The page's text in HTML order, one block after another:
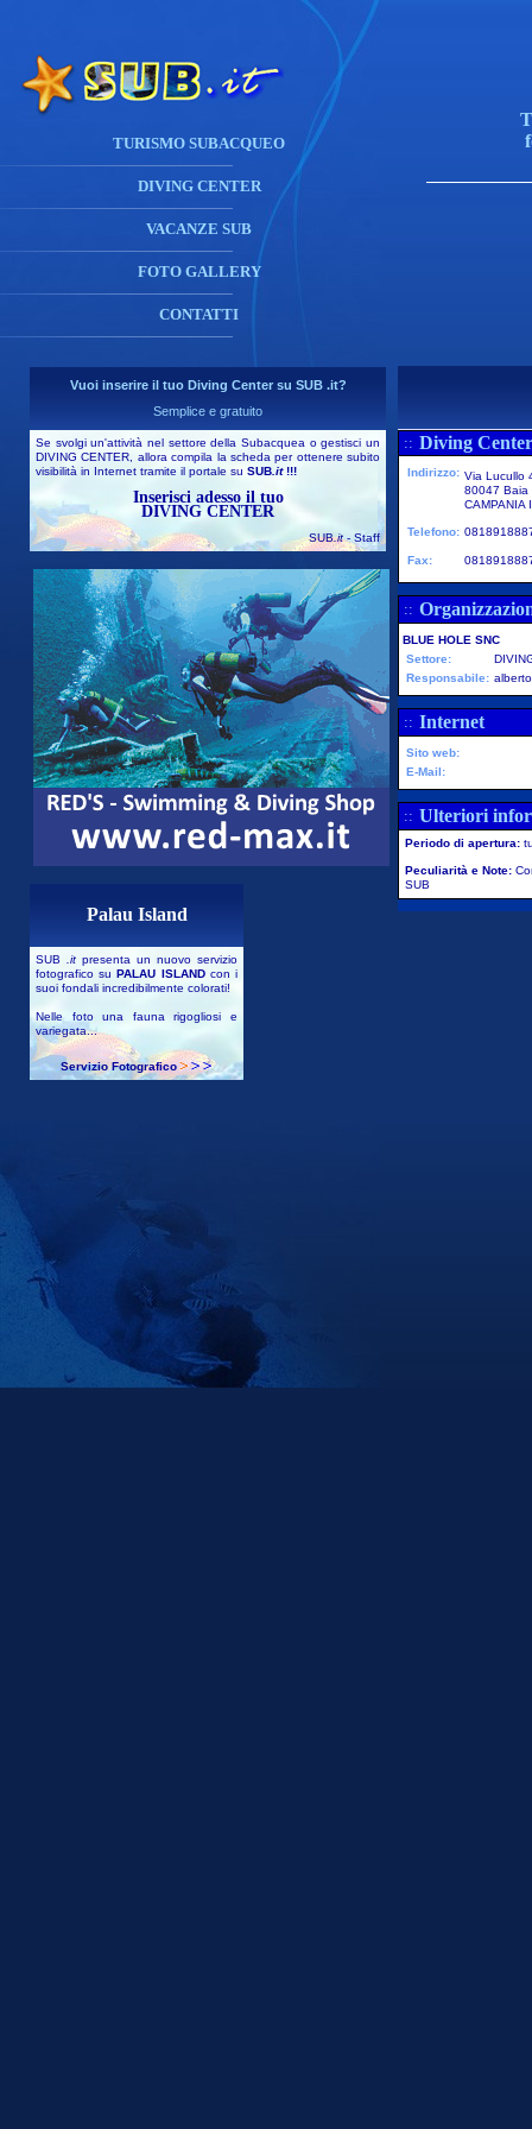
TURISMO SUBACQUEO
DIVING CENTER
VACANZE SUB
FOTO GALLERY
CONTATTI
Vuoi inserire il tuo Diving Center su SUB .it?
Semplice e gratuito
Se svolgi un'attività nel settore della Subacquea o gestisci un
DIVING CENTER, allora compila la scheda per ottenere subito
visibilità in Internet tramite il portale su SUB .it!!!
Inserisci adesso il tuo
DIVING CENTER
SUB.it- Staff
Palau Island
SUB .it presenta un nuovo servizio
fotografico suPALAU ISLANDcon i
suoi fondali incredibilmente colorati!
Nelle foto una fauna rigogliosi e
variegata...
Servizio Fotografico
:: Diving
Indirizzo: Via Lucullo
80047 Baia
CAMPANIA
Telefono:
Fax:
::
BLUE HOLE SNC
Settore:
Responsabile:
:: Internet
Sito web:
E-Mail:
:: Ulteriori
Periodo di apertura:
Peculiarità e Note:
SUB